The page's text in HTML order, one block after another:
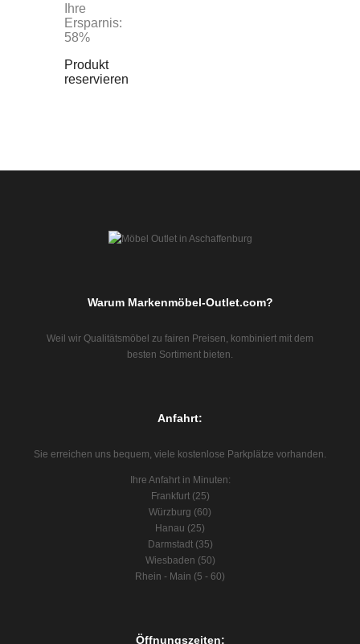
Ihre
Ersparnis:
58%
Produkt
reservieren
Warum Markenmöbel-Outlet.com?
Weil wir Qualitätsmöbel zu fairen Preisen, kombiniert mit dem
besten Sortiment bieten.
Anfahrt:
Sie erreichen uns bequem, viele kostenlose Parkplätze vorhanden.
Ihre Anfahrt in Minuten:
Frankfurt (25)
Würzburg (60)
Hanau (25)
Darmstadt (35)
Wiesbaden (50)
Rhein - Main (5 - 60)
Öffnungszeiten: